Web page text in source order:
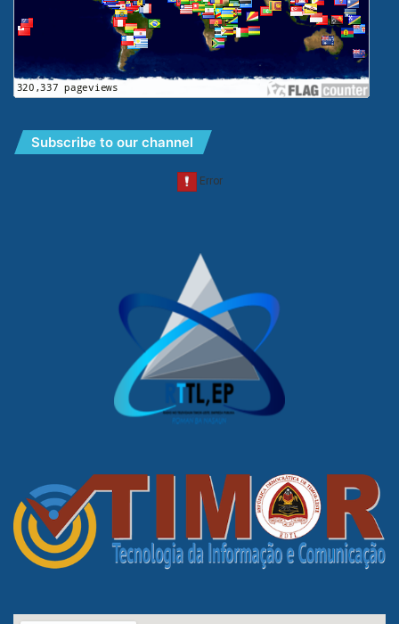
Subscribe to our channel